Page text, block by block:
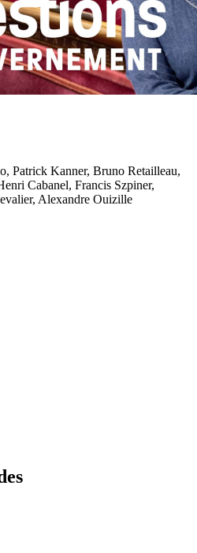
Patrick Kanner, Bruno Retailleau,
Cabanel, Francis Szpiner,
Alexandre Ouizille